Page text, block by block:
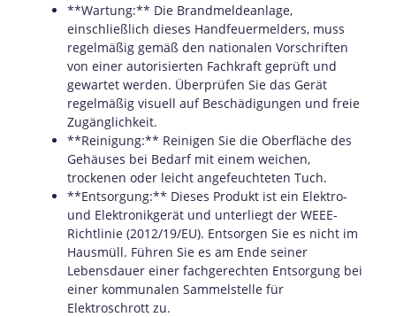
**Wartung:** Die Brandmeldeanlage,
einschließlich dieses Handfeuermelders, muss
regelmäßig gemäß den nationalen Vorschriften
von einer autorisierten Fachkraft geprüft und
gewartet werden. Überprüfen Sie das Gerät
regelmäßig visuell auf Beschädigungen und freie
Zugänglichkeit.
**Reinigung:** Reinigen Sie die Oberfläche des
Gehäuses bei Bedarf mit einem weichen,
trockenen oder leicht angefeuchteten Tuch.
**Entsorgung:** Dieses Produkt ist ein Elektro-
und Elektronikgerät und unterliegt der WEEE-
Richtlinie (2012/19/EU). Entsorgen Sie es nicht im
Hausmüll. Führen Sie es am Ende seiner
Lebensdauer einer fachgerechten Entsorgung bei
einer kommunalen Sammelstelle für
Elektroschrott zu.